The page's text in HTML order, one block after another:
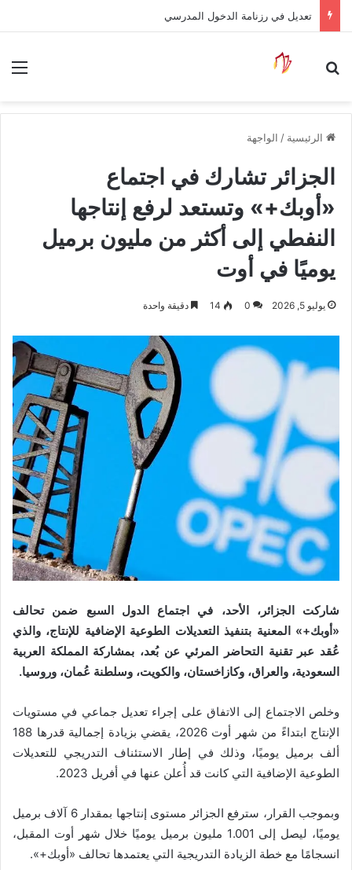
تعديل في رزنامة الدخول المدرسي
بحث عن
الرئيسية / الواجهة
الجزائر تشارك في اجتماع
«أوبك+» وتستعد لرفع إنتاجها
النفطي إلى أكثر من مليون برميل
يوميًا في أوت
يوليو 5, 2026 0
14 دقيقة واحدة
شاركت الجزائر، الأحد، في اجتماع الدول السبع ضمن تحالف
«أوبك+» المعنية بتنفيذ التعديلات الطوعية الإضافية للإنتاج، والذي
عُقد عبر تقنية التحاضر المرئي عن بُعد، بمشاركة المملكة العربية
السعودية، والعراق، وكازاخستان، والكويت، وسلطنة عُمان، وروسيا.
وخلص الاجتماع إلى الاتفاق على إجراء تعديل جماعي في مستويات
الإنتاج ابتداءً من شهر أوت 2026، يقضي بزيادة إجمالية قدرها 188
ألف برميل يوميًا، وذلك في إطار الاستئناف التدريجي للتعديلات
الطوعية الإضافية التي كانت قد أُعلن عنها في أفريل 2023.
وبموجب القرار، سترفع الجزائر مستوى إنتاجها بمقدار 6 آلاف برميل
يوميًا، ليصل إلى 1.001 مليون برميل يوميًا خلال شهر أوت المقبل،
انسجامًا مع خطة الزيادة التدريجية التي يعتمدها تحالف «أوبك+».